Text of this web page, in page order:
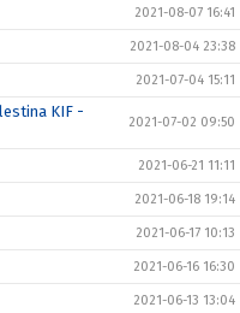
2021-08-07 16:41
2021-08-04 23:38
2021-07-04 15:11
KIF -
2021-07-02 09:50
2021-06-21 11:11
2021-06-18 19:14
2021-06-17 10:13
2021-06-16 16:30
2021-06-13 13:04